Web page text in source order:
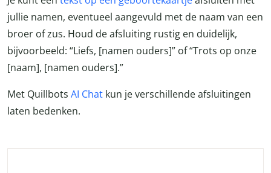
jullie namen, eventueel aangevuld met de naam van een
broer of zus. Houd de afsluiting rustig en duidelijk,
bijvoorbeeld: “Liefs, [namen ouders]” of “Trots op onze
[naam], [namen ouders].”
Met Quillbots AI Chat kun je verschillende afsluitingen
laten bedenken.